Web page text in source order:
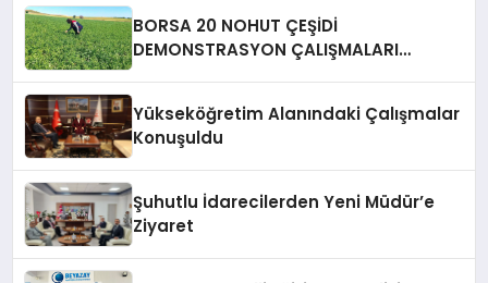
BORSA 20 NOHUT ÇEŞİDİ
DEMONSTRASYON ÇALIŞMALARI
Yükseköğretim Alanındaki Çalışmalar
Konuşuldu
Şuhutlu İdarecilerden Yeni Müdür’e
Ziyaret